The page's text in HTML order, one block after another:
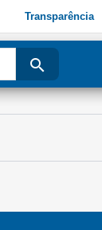
Transparência
search